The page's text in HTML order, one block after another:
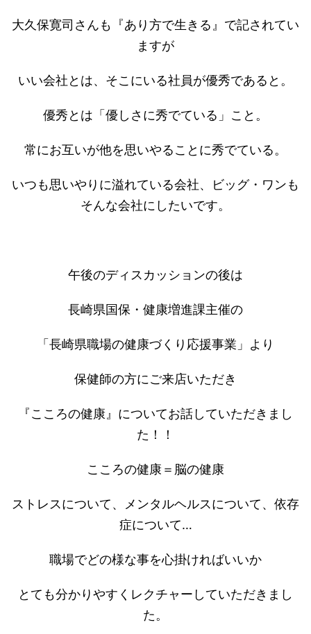
大久保寛司さんも『あり方で生きる』で記されてい
ますが
いい会社とは、そこにいる社員が優秀であると。
優秀とは「優しさに秀でている」こと。
常にお互いが他を思いやることに秀でている。
いつも思いやりに溢れている会社、ビッグ・ワンも
そんな会社にしたいです。
午後のディスカッションの後は
長崎県国保・健康増進課主催の
「長崎県職場の健康づくり応援事業」より
保健師の方にご来店いただき
『こころの健康』についてお話していただきまし
た！！
こころの健康＝脳の健康
ストレスについて、メンタルヘルスについて、依存
症について…
職場でどの様な事を心掛ければいいか
とても分かりやすくレクチャーしていただきまし
た。